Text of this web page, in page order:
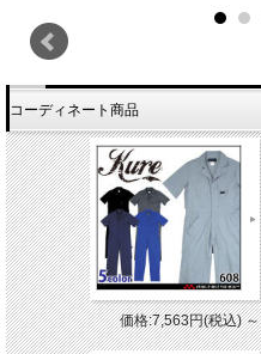
コーディネート商品
価格:7,563円(税込)～